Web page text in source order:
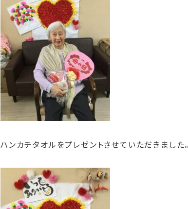
ハンカチタオルをプレゼントさせていただきました。